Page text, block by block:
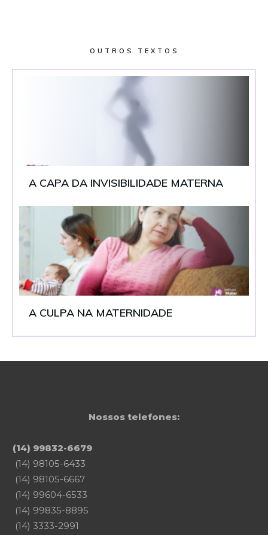
OUTROS TEXTOS
A CAPA DA INVISIBILIDADE MATERNA
A CULPA NA MATERNIDADE
Nossos telefones:
(14) 99832-6679
(14) 98105-6433
(14) 98105-6667
(14) 99604-6533
(14) 99835-8895
(14) 3333-2991